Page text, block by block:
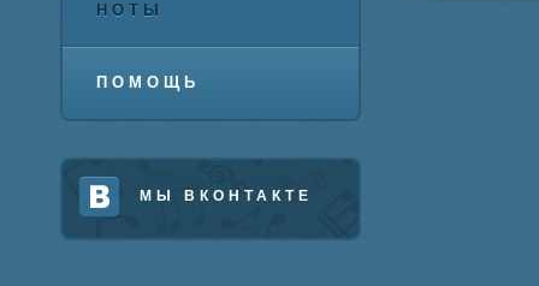
НОТЫ
ПОМОЩЬ
МЫ ВКОНТАКТЕ